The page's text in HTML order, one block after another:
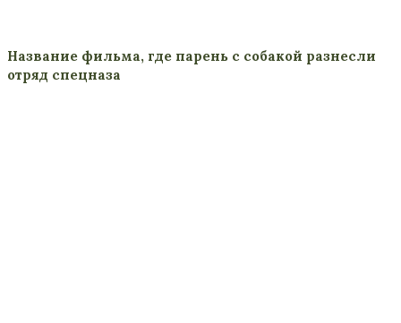
Название фильма, где парень с собакой разнесли
отряд спецназа